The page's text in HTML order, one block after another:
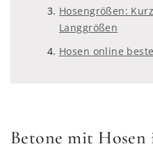
Hosengrößen:
Langgrößen
Hosen online
Betone mit